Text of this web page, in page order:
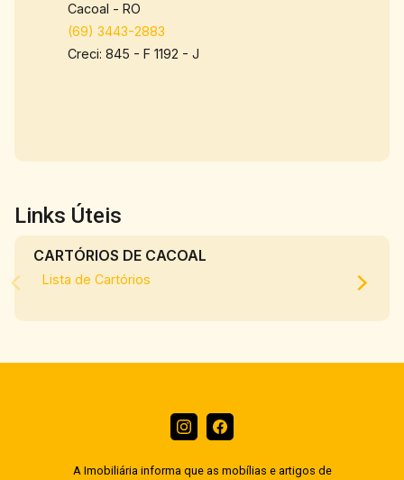
Cacoal - RO
(69) 3443-2883
Creci: 845 - F 1192 - J
Links Úteis
CARTÓRIOS DE CACOAL
Lista de Cartórios
A Imobiliária informa que as mobílias e artigos de